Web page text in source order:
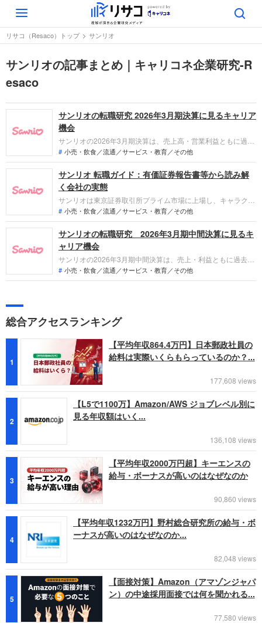
Toggle
navigation
リサコ（Resaco）トップ サンリオ
サンリオの記事まとめ｜キャリコネ企業研究-R
esaco
サンリオの転職研究 2026年3月期決算に見るキャリア
機会
サンリオの2026年3月期決算は、売上高・営業利益ともに過去
最高を更新。自社ゲームブランド「Sanrio Games」の立ち上
げや海外完全子会社化など、「なぜ今サンリオなのか？」「転
職希望者がどの事業で、どんな役割を担えるのか」を整理しま
す。
小売・飲食／流通／サービス・教育／その他
サンリオ 転職ガイド：有価証券報告書等から読み解
く会社の実態
サンリオは東京証券取引所プライム市場に上場し、キャラクタ
ーのライセンス業務やギフト商品の企画・販売、テーマパーク
運営などを展開しています。直近の業績では、複数キャラクタ
ー戦略やグローバル展開が奏功し、売上高と各段階利益のいず
れも過去最高を更新する大幅な増収増益を達成しています。
小売・飲食／流通／サービス・教育／その他
サンリオの転職研究 2026年3月期中間決算に見るキ
ャリア機会
サンリオの2026年3月期中間決算は、売上・利益ともに過去最
高を更新。映像・デジタル機能の強化や「10年後1億ユーザ
ー」を目指す新戦略により、エンタメ・デジタル領域の専門職
小売・飲食／流通／サービス・教育／その他
総合アクセスランキング
1
【平均年収864.4万円】日本郵政社員の
給料は実際いくらもらっているのか？...
177,608 views
2
【L5で1100万】Amazon/AWS ジョブレベル別に
見る年収額はいく...
136,108 views
3
【平均年収2000万円超】キーエンスの
給与・ボーナスが高いのはなぜなのか
90,860 views
4
【平均年収1232万円】野村総合研究所の給与・ボ
ーナスが高いのはなぜなのか...
82,048 views
5
【面接対策】Amazon（アマゾンジャパ
ン）の中途採用面接では何を聞かれる...
77,580 views